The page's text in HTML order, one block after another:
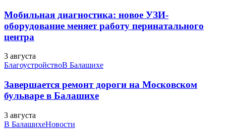
Мобильная диагностика: новое УЗИ-
оборудование меняет работу перинатального
центра
3 августа
БлагоустройствоВ Балашихе
Завершается ремонт дороги на Московском
бульваре в Балашихе
3 августа
В БалашихеНовости